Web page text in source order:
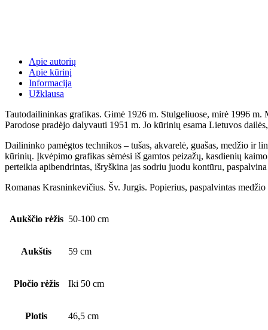
Apie autorių
Apie kūrinį
Informacija
Užklausa
Tautodailininkas grafikas. Gimė 1926 m. Stulgeliuose, mirė 1996
Parodose pradėjo dalyvauti 1951 m. Jo kūrinių esama Lietuvos
Dailininko pamėgtos technikos – tušas, akvarelė, guašas, medžio ir
kūrinių. Įkvėpimo grafikas sėmėsi iš gamtos peizažų, kasdienių
perteikia apibendrintas, išryškina jas sodriu juodu kontūru,
Romanas Krasninkevičius. Šv. Jurgis. Popierius, paspalvintas
Aukščio rėžis 50-100 cm
Aukštis 59 cm
Pločio rėžis Iki 50 cm
Plotis 46,5 cm